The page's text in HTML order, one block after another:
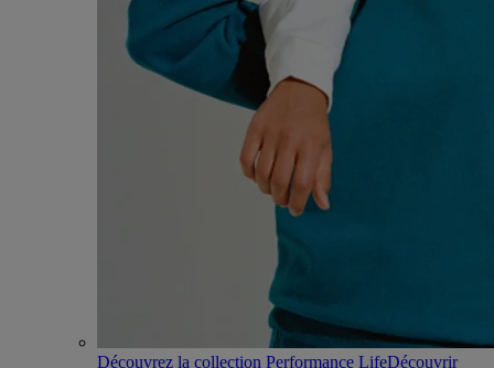
Découvrez la collection Performance LifeDécouvrir